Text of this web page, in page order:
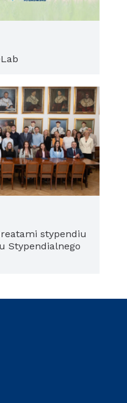
stypendiu
Stypendialnego